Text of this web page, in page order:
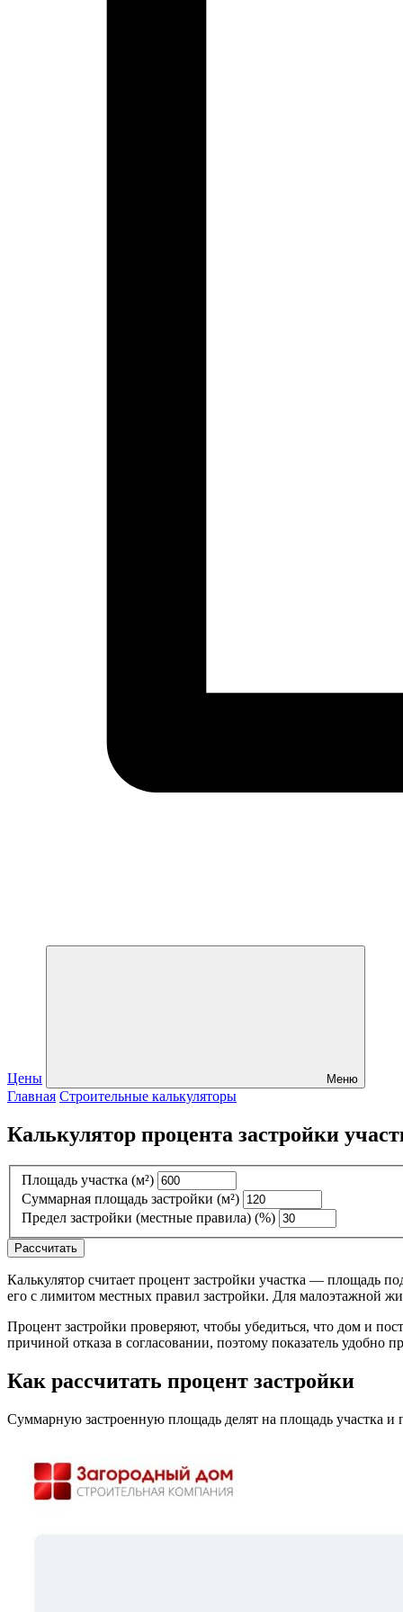
Цены Меню
Главная Строительные калькуляторы
Калькулятор процента застройки
Площадь участка (м²)
Суммарная площадь застройки (м²)
Предел застройки (местные правила) (%)
Рассчитать
Калькулятор считает процент застройки участка — площадь
его с лимитом местных правил застройки. Для малоэтажной
Процент застройки проверяют, чтобы убедиться, что дом и
причиной отказа в согласовании, поэтому показатель удобно
Как рассчитать процент застройки
Суммарную застроенную площадь делят на площадь участка и